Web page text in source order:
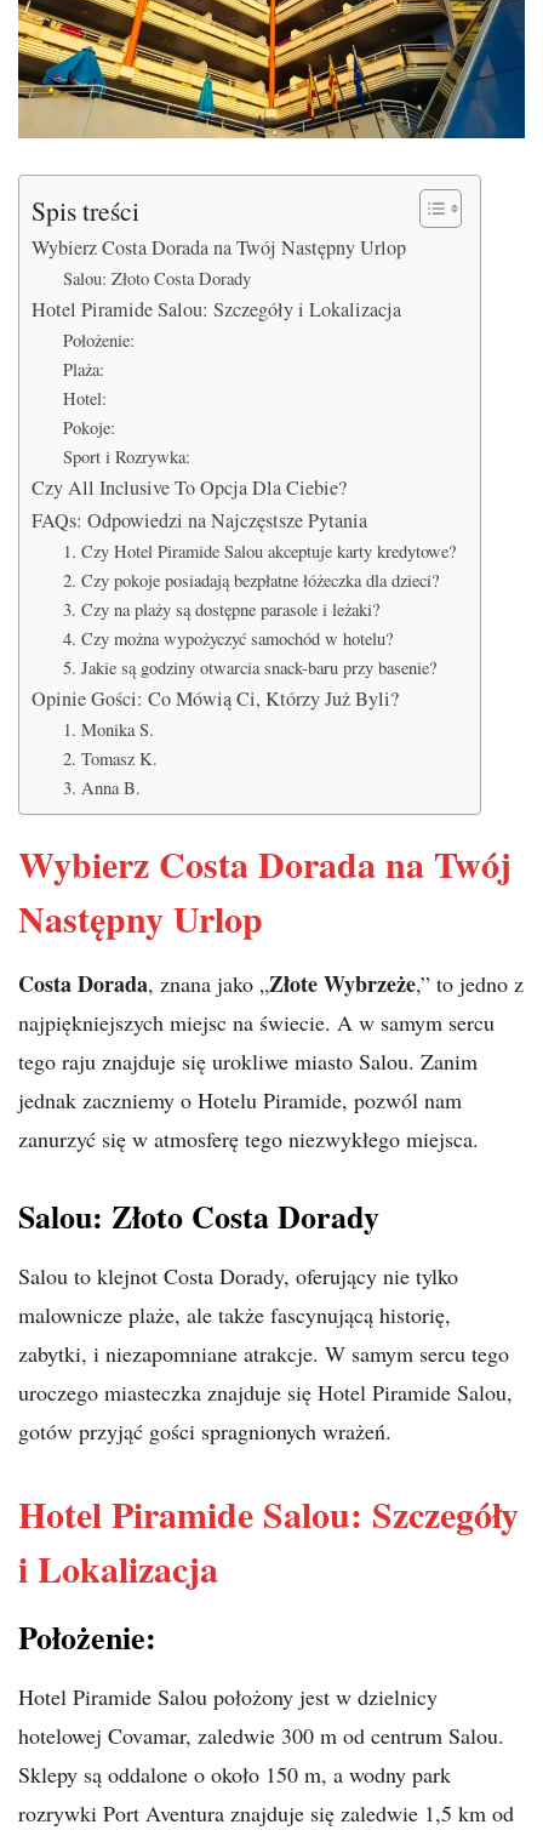
Spis treści
Wybierz Costa Dorada na Twój Następny Urlop
Salou: Złoto Costa Dorady
Hotel Piramide Salou: Szczegóły i Lokalizacja
Położenie:
Plaża:
Hotel:
Pokoje:
Sport i Rozrywka:
Czy All Inclusive To Opcja Dla Ciebie?
FAQs: Odpowiedzi na Najczęstsze Pytania
1. Czy Hotel Piramide Salou akceptuje karty kredytowe?
2. Czy pokoje posiadają bezpłatne łóżeczka dla dzieci?
3. Czy na plaży są dostępne parasole i leżaki?
4. Czy można wypożyczyć samochód w hotelu?
5. Jakie są godziny otwarcia snack-baru przy basenie?
Opinie Gości: Co Mówią Ci, Którzy Już Byli?
1. Monika S.
2. Tomasz K.
3. Anna B.
Wybierz Costa Dorada na Twój
Następny Urlop
Costa Dorada, znana jako „Złote Wybrzeże,” to jedno z
najpiękniejszych miejsc na świecie. A w samym sercu
tego raju znajduje się urokliwe miasto Salou. Zanim
jednak zaczniemy o Hotelu Piramide, pozwól nam
zanurzyć się w atmosferę tego niezwykłego miejsca.
Salou: Złoto Costa Dorady
Salou to klejnot Costa Dorady, oferujący nie tylko
malownicze plaże, ale także fascynującą historię,
zabytki, i niezapomniane atrakcje. W samym sercu tego
uroczego miasteczka znajduje się Hotel Piramide Salou,
gotów przyjąć gości spragnionych wrażeń.
Hotel Piramide Salou: Szczegóły
i Lokalizacja
Położenie:
Hotel Piramide Salou położony jest w dzielnicy
hotelowej Covamar, zaledwie 300 m od centrum Salou.
Sklepy są oddalone o około 150 m, a wodny park
rozrywki Port Aventura znajduje się zaledwie 1,5 km od